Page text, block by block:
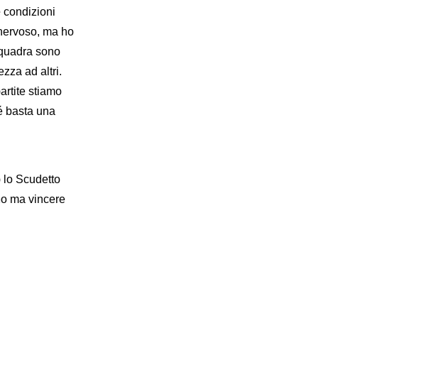
condizioni
ma ho
sono
ad altri.
stiamo
basta una
lo Scudetto
ma vincere